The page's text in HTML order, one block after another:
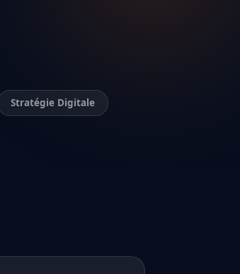
Stratégie Digitale